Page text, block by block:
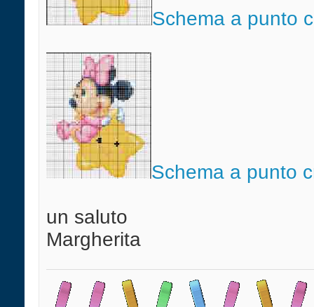
Schema a punto
Schema a punto
un saluto
Margherita